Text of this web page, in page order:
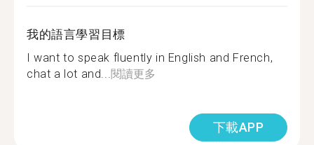
我的語言學習目標
I want to speak fluently in English and French,
chat a lot and...閱讀更多
下載APP